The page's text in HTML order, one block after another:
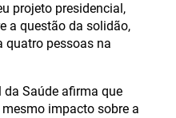
projeto presidencial,
a questão da solidão,
quatro pessoas na
Saúde afirma que
impacto sobre a